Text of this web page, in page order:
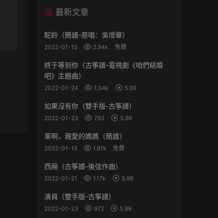
最新文章
駝鈴（簡譜-原唱：吳增華）
2022-01-15 2.94k 免費
終于等到你（古筝譜-電視劇《咱們結婚
吧》主題曲）
2022-01-24 1.34k 5.99
如果沒有你（雙手版-古筝譜）
2022-01-23 793 5.99
黨啊，親愛的媽媽（簡譜）
2022-01-15 1.81k 免費
西廂（古筝譜-後弦作曲）
2022-01-21 1.17k 5.99
演員（雙手版-古筝譜）
2022-01-23 972 5.99